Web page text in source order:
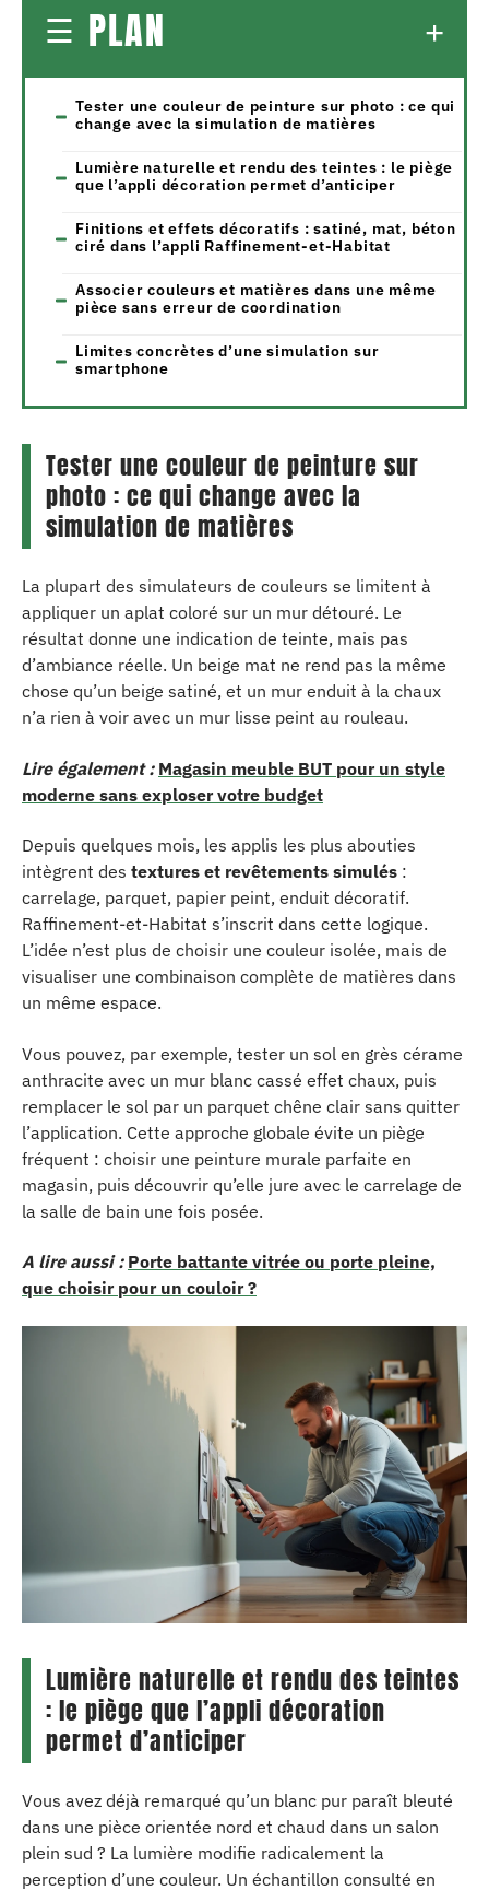
PLAN
Tester une couleur de peinture sur photo : ce qui
change avec la simulation de matières
Lumière naturelle et rendu des teintes : le piège
que l’appli décoration permet d’anticiper
Finitions et effets décoratifs : satiné, mat, béton
ciré dans l’appli Raffinement-et-Habitat
Associer couleurs et matières dans une même
pièce sans erreur de coordination
Limites concrètes d’une simulation sur
smartphone
Tester une couleur de peinture sur
photo : ce qui change avec la
simulation de matières
La plupart des simulateurs de couleurs se limitent à
appliquer un aplat coloré sur un mur détouré. Le
résultat donne une indication de teinte, mais pas
d’ambiance réelle. Un beige mat ne rend pas la même
chose qu’un beige satiné, et un mur enduit à la chaux
n’a rien à voir avec un mur lisse peint au rouleau.
Lire également : Magasin meuble BUT pour un style
moderne sans exploser votre budget
Depuis quelques mois, les applis les plus abouties
intègrent des textures et revêtements simulés :
carrelage, parquet, papier peint, enduit décoratif.
Raffinement-et-Habitat s’inscrit dans cette logique.
L’idée n’est plus de choisir une couleur isolée, mais de
visualiser une combinaison complète de matières dans
un même espace.
Vous pouvez, par exemple, tester un sol en grès cérame
anthracite avec un mur blanc cassé effet chaux, puis
remplacer le sol par un parquet chêne clair sans quitter
l’application. Cette approche globale évite un piège
fréquent : choisir une peinture murale parfaite en
magasin, puis découvrir qu’elle jure avec le carrelage de
la salle de bain une fois posée.
A lire aussi : Porte battante vitrée ou porte pleine,
que choisir pour un couloir ?
Lumière naturelle et rendu des teintes
: le piège que l’appli décoration
permet d’anticiper
Vous avez déjà remarqué qu’un blanc pur paraît bleuté
dans une pièce orientée nord et chaud dans un salon
plein sud ? La lumière modifie radicalement la
perception d’une couleur. Un échantillon consulté en